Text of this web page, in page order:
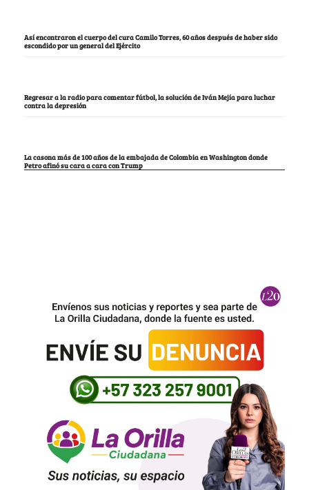
Así encontraron el cuerpo del cura Camilo Torres, 60 años después de haber sido
escondido por un general del Ejército
Regresar a la radio para comentar fútbol, la solución de Iván Mejía para luchar
contra la depresión
La casona más de 100 años de la embajada de Colombia en Washington donde
Petro afinó su cara a cara con Trump